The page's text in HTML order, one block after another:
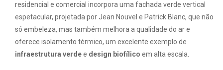
residencial e comercial incorpora uma fachada verde vertical
espetacular, projetada por Jean Nouvel e Patrick Blanc, que não
só embeleza, mas também melhora a qualidade do ar e
oferece isolamento térmico, um excelente exemplo de
infraestrutura verdee design biofílico em alta escala.